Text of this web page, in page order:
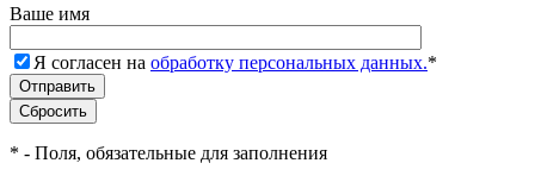
Ваше имя
Я согласен на обработку персональных данных.*
* - Поля, обязательные для заполнения